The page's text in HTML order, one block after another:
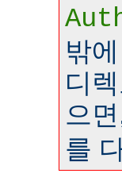
밖
디
으
를